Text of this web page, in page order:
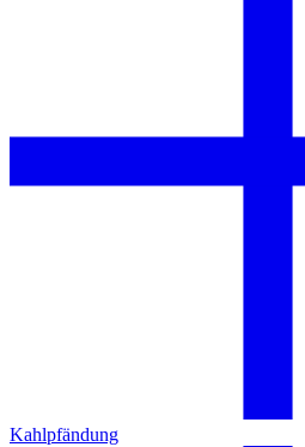
Kahlpfändung